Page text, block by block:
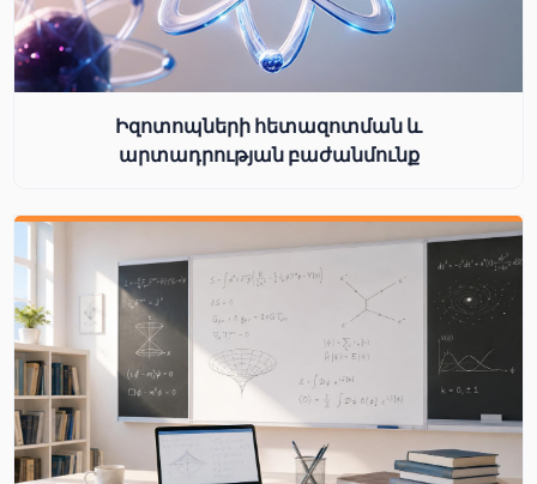
Իզոտոպների հետազոտման և
արտադրության բաժանմունք